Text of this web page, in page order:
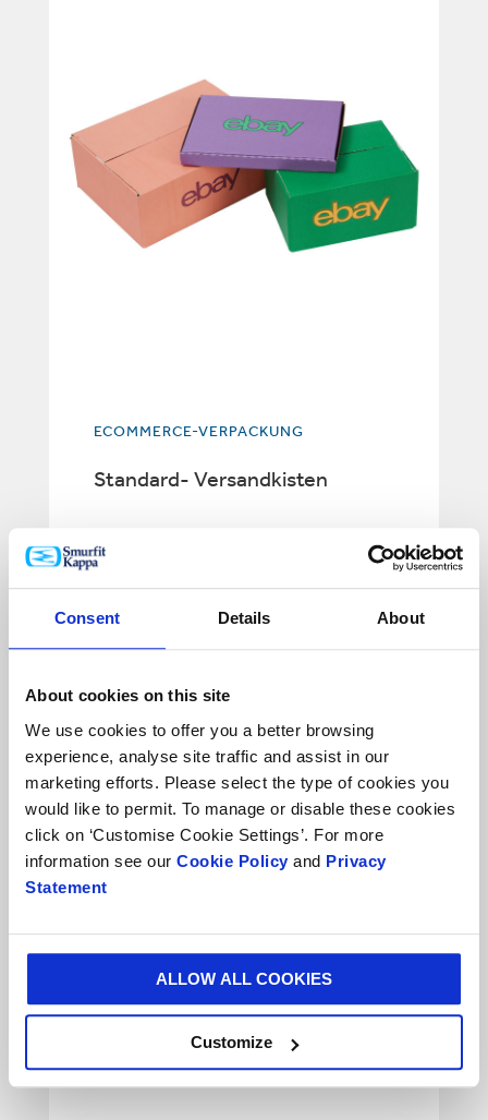
Consent Details About
About cookies on this site
We use cookies to offer you a better browsing
experience, analyse site traffic and assist in our
marketing efforts. Please select the type of cookies you
would like to permit. To manage or disable these cookies
click on ‘Customise Cookie Settings’. For more
information see our Cookie Policy and Privacy
Statement
ALLOW ALL COOKIES
Customize
ECOMMERCE-VERPACKUNG
Standard- Versandkisten
ENDVERBRAUCHER-VERPACKUNGEN
Pizzaboxen